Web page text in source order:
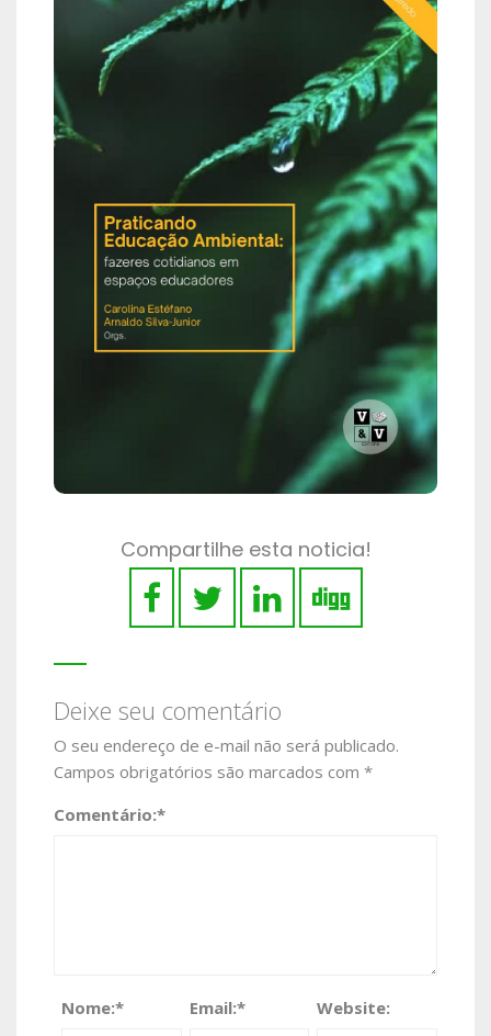
Compartilhe esta noticia!
Deixe seu comentário
O seu endereço de e-mail não será publicado.
Campos obrigatórios são marcados com *
Comentário:*
Nome:* Email:* Website: